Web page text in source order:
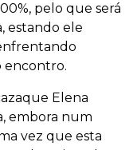
pelo que será
estando ele
encontro.
Elena
embora num
vez que esta